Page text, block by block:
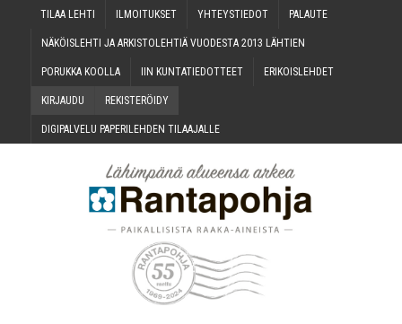
TILAA LEH­TI ILMOI­TUK­SET YHTEYS­TIE­DOT PALAU­TE
NÄKÖIS­LEH­TI JA ARKIS­TO­LEH­TIÄ VUO­DES­TA 2013 LÄHTIEN
PORUK­KA KOOLLA IIN KUN­TA­TIE­DOT­TEET ERI­KOIS­LEH­DET
KIR­JAU­DU REKIS­TE­RÖI­DY
DIGI­PAL­VE­LU PAPE­RI­LEH­DEN TILAAJALLE